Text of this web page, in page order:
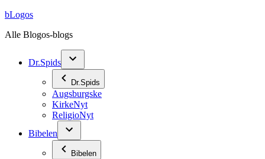
Videre
indhold
bLogos
Alle Blogos-blogs
Dr.Spids
Dr.Spids
Augsburgske
KirkeNyt
ReligioNyt
Bibelen
Bibelen